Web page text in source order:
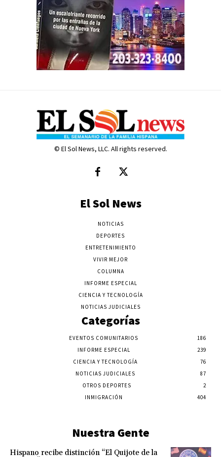
© El Sol News, LLC. All rights reserved.
El Sol News
NOTICIAS
DEPORTES
ENTRETENIMIENTO
VIVIR MEJOR
COLUMNA
INFORME ESPECIAL
CIENCIA Y TECNOLOGÍA
NOTICIAS JUDICIALES
Categorías
EVENTOS COMUNITARIOS
186
INFORME ESPECIAL
239
CIENCIA Y TECNOLOGÍA
76
NOTICIAS JUDICIALES
87
OTROS DEPORTES
2
INMIGRACIÓN
404
Nuestra Gente
Hispano recibe distinción “El Quijote de la